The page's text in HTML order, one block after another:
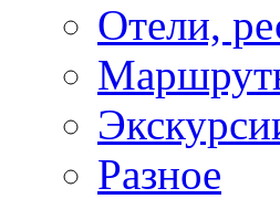
Отели,
Разное